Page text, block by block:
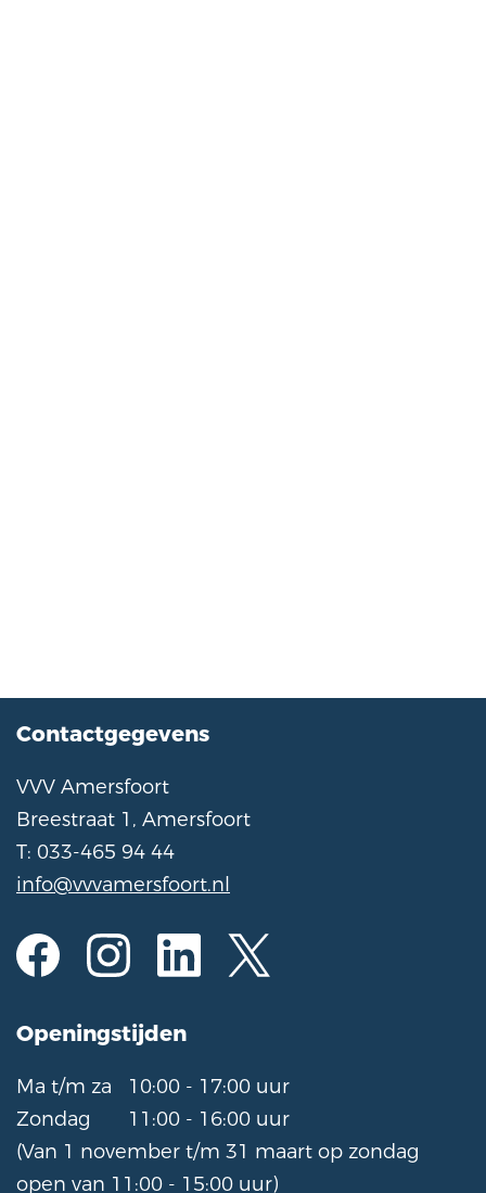
Contactgegevens
VVV Amersfoort
Breestraat 1, Amersfoort
T: 033-465 94 44
info@vvvamersfoort.nl
Openingstijden
Ma t/m za 10:00 - 17:00 uur
Zondag
11:00 - 16:00 uur
(Van 1 november t/m 31 maart op zondag
open van 11:00 - 15:00 uur)